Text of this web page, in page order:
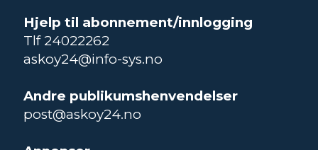
Hjelp til abonnement/innlogging
Tlf 24022262
askoy24@info-sys.no
Andre publikumshenvendelser
post@askoy24.no